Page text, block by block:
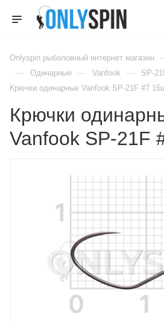
Onlyspin рыболовный интернет магазин
— Одинарные — Vanfook — SP-
Крючки одинарные Vanfook SP-21F #7
Крючки
Vanfook SP-21F